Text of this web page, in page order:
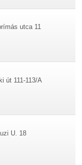
utca 11
út 111-113/A
U. 18